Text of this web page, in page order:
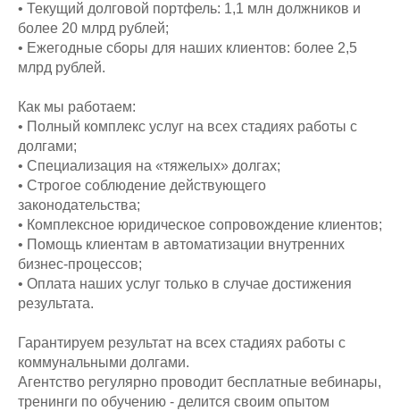
• Текущий долговой портфель: 1,1 млн должников и
более 20 млрд рублей;
• Ежегодные сборы для наших клиентов: более 2,5
млрд рублей.
Как мы работаем:
• Полный комплекс услуг на всех стадиях работы с
долгами;
• Специализация на «тяжелых» долгах;
• Строгое соблюдение действующего
законодательства;
• Комплексное юридическое сопровождение клиентов;
• Помощь клиентам в автоматизации внутренних
бизнес-процессов;
• Оплата наших услуг только в случае достижения
результата.
Гарантируем результат на всех стадиях работы с
коммунальными долгами.
Агентство регулярно проводит бесплатные вебинары,
тренинги по обучению - делится своим опытом